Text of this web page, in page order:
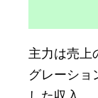
主力は売上
グレーショ